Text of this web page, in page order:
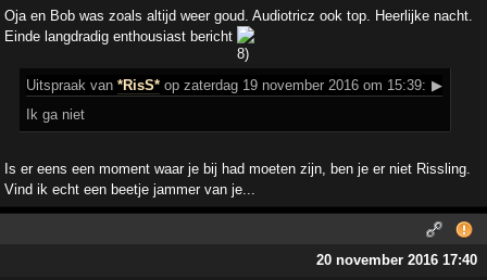
Oja en Bob was zoals altijd weer goud. Audiotricz ook top. Heerlijke nacht.
Einde langdradig enthousiast bericht
Uitspraak van*RisS* op zaterdag 19 november 2016 om 15:39: ▶
Ik ga niet
Is er eens een moment waar je bij had moeten zijn, ben je er niet Rissling.
Vind ik echt een beetje jammer van je...
20 november 2016 17:40